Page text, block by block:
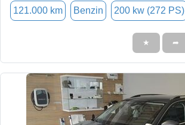
121.000 km Benzin 200 kw (272 PS)
★ ➦